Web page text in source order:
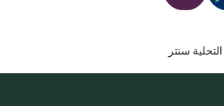
التحلية سنتر